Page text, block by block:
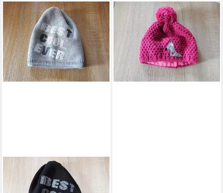
Mütze & Schal Cool Ever
14,95 €
Mütze & Schal Ragazzi
14,95 €
(1,00 €/ 1 Stk)
lieferbar - in 4-5 Werktagen bei dir